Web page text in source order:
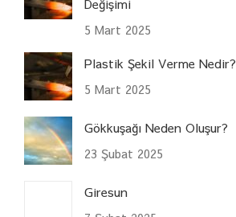
Değişimi
5 Mart 2025
Plastik Şekil Verme Nedir?
5 Mart 2025
Gökkuşağı Neden Oluşur?
23 Şubat 2025
Giresun